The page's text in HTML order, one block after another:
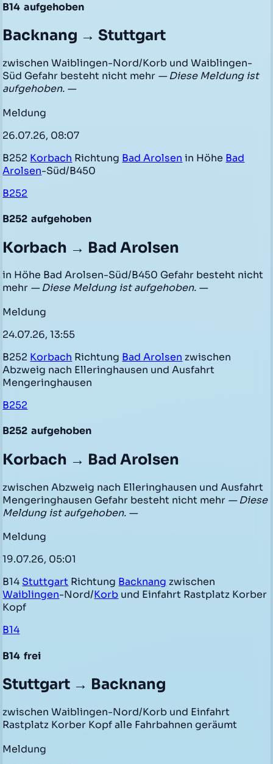
B14 aufgehoben
Backnang → Stuttgart
zwischen Waiblingen-Nord/Korb und Waiblingen-
Süd Gefahr besteht nicht mehr — Diese Meldung ist
aufgehoben. —
Meldung
26.07.26, 08:07
B252 Korbach Richtung Bad Arolsen in Höhe Bad
Arolsen-Süd/B450
B252
B252 aufgehoben
Korbach → Bad Arolsen
in Höhe Bad Arolsen-Süd/B450 Gefahr besteht nicht
mehr — Diese Meldung ist aufgehoben. —
Meldung
24.07.26, 13:55
B252 Korbach Richtung Bad Arolsen zwischen
Abzweig nach Elleringhausen und Ausfahrt
Mengeringhausen
B252
B252 aufgehoben
Korbach → Bad Arolsen
zwischen Abzweig nach Elleringhausen und Ausfahrt
Mengeringhausen Gefahr besteht nicht mehr — Diese
Meldung ist aufgehoben. —
Meldung
19.07.26, 05:01
B14 Stuttgart Richtung Backnang zwischen
Waiblingen-Nord/Korb und Einfahrt Rastplatz Korber
Kopf
B14
B14 frei
Stuttgart → Backnang
zwischen Waiblingen-Nord/Korb und Einfahrt
Rastplatz Korber Kopf alle Fahrbahnen geräumt
Meldung